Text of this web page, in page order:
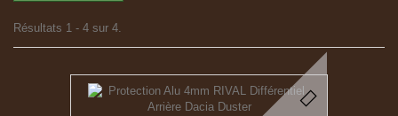
Résultats 1 - 4 sur 4.